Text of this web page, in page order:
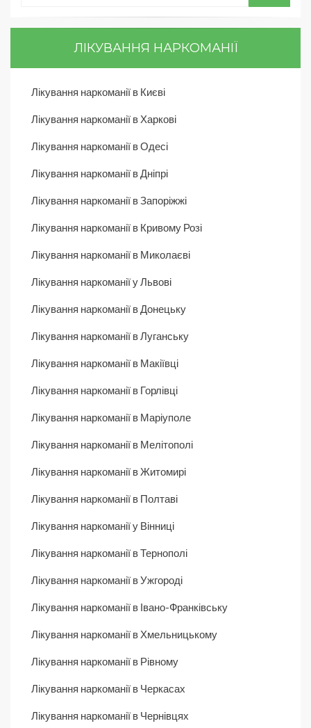
ЛІКУВАННЯ НАРКОМАНІЇ
Лікування наркоманії в Києві
Лікування наркоманії в Харкові
Лікування наркоманії в Одесі
Лікування наркоманії в Дніпрі
Лікування наркоманії в Запоріжжі
Лікування наркоманії в Кривому Розі
Лікування наркоманії в Миколаєві
Лікування наркоманії у Львові
Лікування наркоманії в Донецьку
Лікування наркоманії в Луганську
Лікування наркоманії в Макіївці
Лікування наркоманії в Горлівці
Лікування наркоманії в Маріуполе
Лікування наркоманії в Мелітополі
Лікування наркоманії в Житомирі
Лікування наркоманії в Полтаві
Лікування наркоманії у Вінниці
Лікування наркоманії в Тернополі
Лікування наркоманії в Ужгороді
Лікування наркоманії в Івано-Франківську
Лікування наркоманії в Хмельницькому
Лікування наркоманії в Рівному
Лікування наркоманії в Черкасах
Лікування наркоманії в Чернівцях